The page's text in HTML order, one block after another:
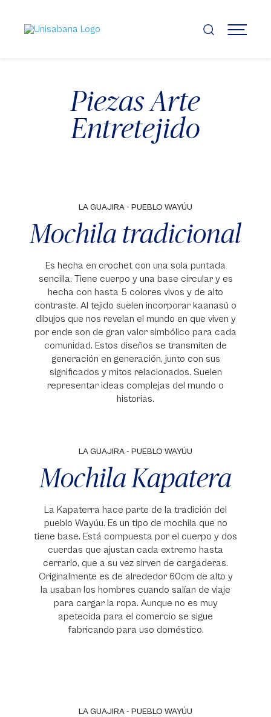
contenido
principal
MENÚ
Piezas Arte
Entretejido
LA GUAJIRA - PUEBLO WAYÚU
Mochila tradicional
Es hecha en crochet con una sola puntada
sencilla. Tiene cuerpo y una base circular y es
hecha con hasta 5 colores vivos y de alto
contraste. Al tejido suelen incorporar kaanasú o
dibujos que nos revelan el mundo en que viven y
por ende son de gran valor simbólico para cada
comunidad. Estos diseños se transmiten de
generación en generación, junto con sus
significados y mitos relacionados. Suelen
representar ideas complejas del mundo o
historias.
LA GUAJIRA - PUEBLO WAYÚU
Mochila Kapatera
La Kapaterra hace parte de la tradición del
pueblo Wayúu. Es un tipo de mochila que no
tiene base. Está compuesta por el cuerpo y dos
cuerdas que ajustan cada extremo hasta
cerrarlo, que a su vez sirven de cargaderas.
Originalmente es de alrededor 60cm de alto y
la usaban los hombres cuando salían de viaje
para cargar la ropa. Aunque no es muy
apetecida para el comercio se sigue
fabricando para uso doméstico.
LA GUAJIRA - PUEBLO WAYÚU